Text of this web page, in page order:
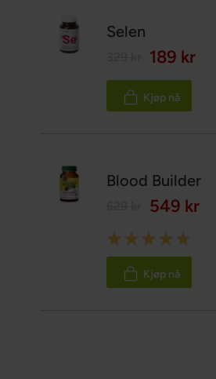
Selen
189 kr
Kjøp nå
Blood Builder
549 kr
Rating:
100%
Kjøp nå